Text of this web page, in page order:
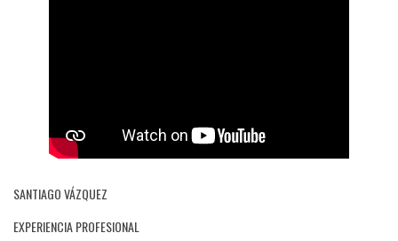
SANTIAGO VÁZQUEZ
EXPERIENCIA PROFESIONAL